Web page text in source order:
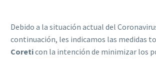
Debido a la situación actual del
continuación, les indicamos las medidas
Coreticon la intención de minimizar los